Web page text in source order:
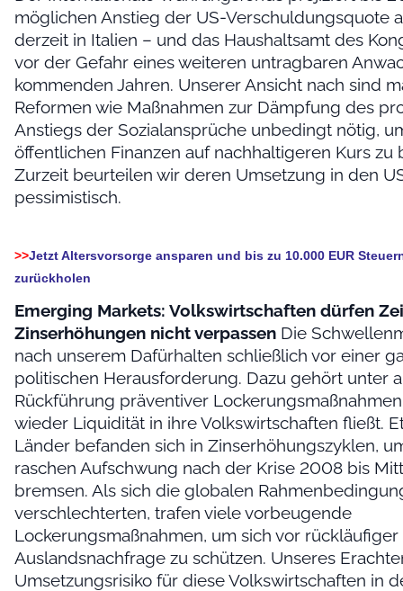
möglichen Anstieg der US-Verschuldungsquote
derzeit in Italien – und das Haushaltsamt des
vor der Gefahr eines weiteren untragbaren
kommenden Jahren. Unserer Ansicht nach sind
Reformen wie Maßnahmen zur Dämpfung des
Anstiegs der Sozialansprüche unbedingt nötig,
öffentlichen Finanzen auf nachhaltigeren Kurs zu
Zurzeit beurteilen wir deren Umsetzung in den
pessimistisch.
>>Jetzt Altersvorsorge ansparen und bis zu 10.000 EUR
zurückholen
Emerging Markets: Volkswirtschaften dürfen
Zinserhöhungen nicht verpassen Die
nach unserem Dafürhalten schließlich vor einer
politischen Herausforderung. Dazu gehört unter
Rückführung präventiver
wieder Liquidität in ihre Volkswirtschaften fließt.
Länder befanden sich in Zinserhöhungszyklen,
raschen Aufschwung nach der Krise 2008 bis
bremsen. Als sich die globalen
verschlechterten, trafen viele vorbeugende
Lockerungsmaßnahmen, um sich vor rückläufiger
Auslandsnachfrage zu schützen. Unseres
Umsetzungsrisiko für diese Volkswirtschaften in